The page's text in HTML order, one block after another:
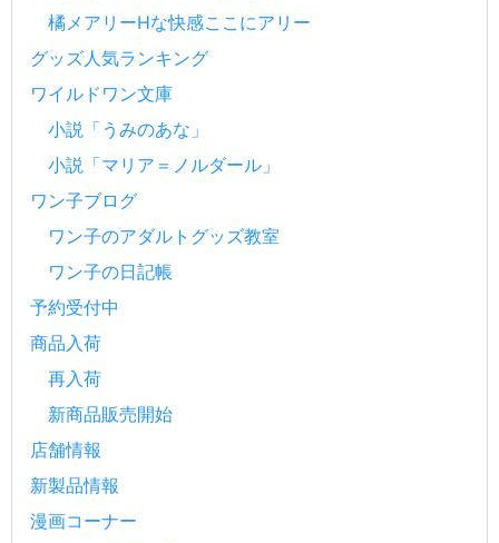
橘メアリーHな快感ここにアリー
グッズ人気ランキング
ワイルドワン文庫
小説「うみのあな」
小説「マリア＝ノルダール」
ワン子ブログ
ワン子のアダルトグッズ教室
ワン子の日記帳
予約受付中
商品入荷
再入荷
新商品販売開始
店舗情報
新製品情報
漫画コーナー